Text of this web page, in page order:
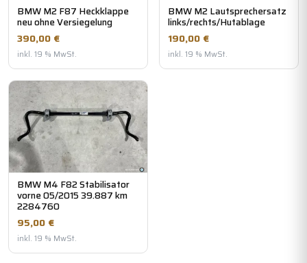
BMW M2 F87 Heckklappe
neu ohne Versiegelung
390,00 €
inkl. 19 % MwSt.
BMW M2 Lautsprechersatz
links/rechts/Hutablage
190,00 €
inkl. 19 % MwSt.
BMW M4 F82 Stabilisator
vorne 05/2015 39.887 km
2284760
95,00 €
inkl. 19 % MwSt.